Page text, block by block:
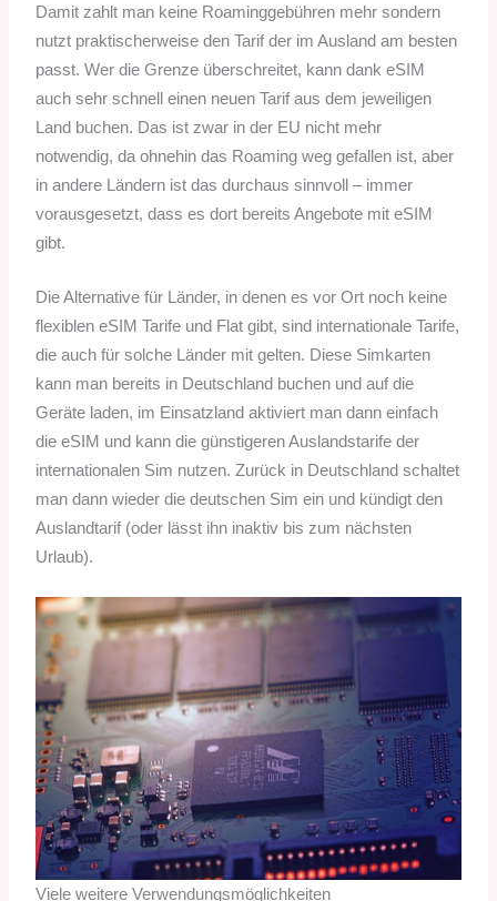
Damit zahlt man keine Roaminggebühren mehr sondern
nutzt praktischerweise den Tarif der im Ausland am besten
passt. Wer die Grenze überschreitet, kann dank eSIM
auch sehr schnell einen neuen Tarif aus dem jeweiligen
Land buchen. Das ist zwar in der EU nicht mehr
notwendig, da ohnehin das Roaming weg gefallen ist, aber
in andere Ländern ist das durchaus sinnvoll – immer
vorausgesetzt, dass es dort bereits Angebote mit eSIM
gibt.
Die Alternative für Länder, in denen es vor Ort noch keine
flexiblen eSIM Tarife und Flat gibt, sind internationale Tarife,
die auch für solche Länder mit gelten. Diese Simkarten
kann man bereits in Deutschland buchen und auf die
Geräte laden, im Einsatzland aktiviert man dann einfach
die eSIM und kann die günstigeren Auslandstarife der
internationalen Sim nutzen. Zurück in Deutschland schaltet
man dann wieder die deutschen Sim ein und kündigt den
Auslandtarif (oder lässt ihn inaktiv bis zum nächsten
Urlaub).
Viele weitere Verwendungsmöglichkeiten